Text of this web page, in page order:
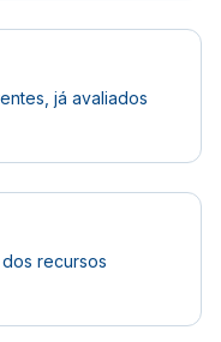
já avaliados
recursos